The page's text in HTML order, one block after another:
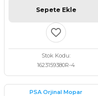
Sepete Ekle
Stok Kodu
1623159380R-4
PSA Orjinal Mopar